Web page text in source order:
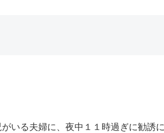
いる夫婦に、夜中１１時過ぎに勧誘